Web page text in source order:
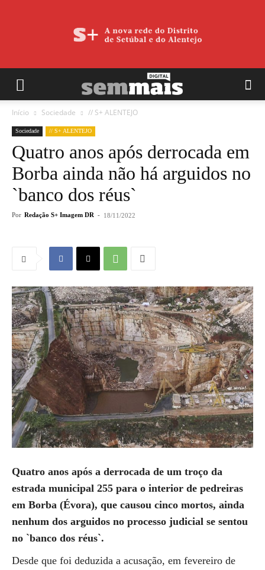
Início Sociedade // S+ ALENTEJO
Sociedade // S+ ALENTEJO
Quatro anos após derrocada em
Borba ainda não há arguidos no
`banco dos réus`
Por Redação S+ Imagem DR - 18/11/2022
Quatro anos após a derrocada de um troço da
estrada municipal 255 para o interior de pedreiras
em Borba (Évora), que causou cinco mortos, ainda
nenhum dos arguidos no processo judicial se sentou
no `banco dos réus`.
Desde que foi deduzida a acusação, em fevereiro de